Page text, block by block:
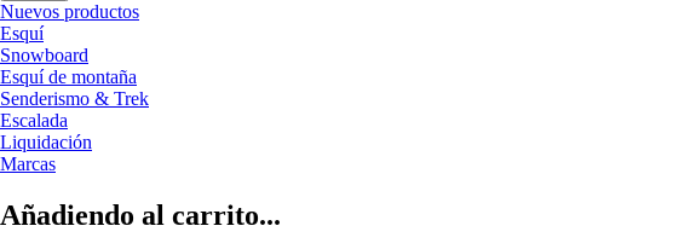
Nuevos productos
Esquí
Snowboard
Esquí de montaña
Senderismo & Trek
Escalada
Liquidación
Marcas
Añadiendo al carrito...